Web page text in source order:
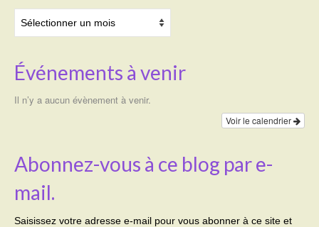
Événements à venir
Il n’y a aucun évènement à venir.
Voir le calendrier
Abonnez-vous à ce blog par e-
mail.
Saisissez votre adresse e-mail pour vous abonner à ce site et